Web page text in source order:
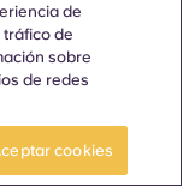
de
de
sobre
de redes
cookies